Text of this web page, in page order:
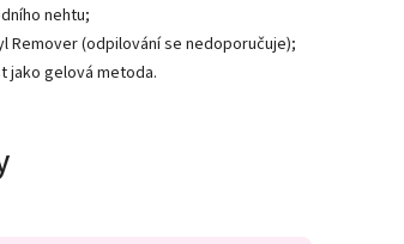
nehtu;
Remover (odpilování se nedoporučuje);
jako gelová metoda.